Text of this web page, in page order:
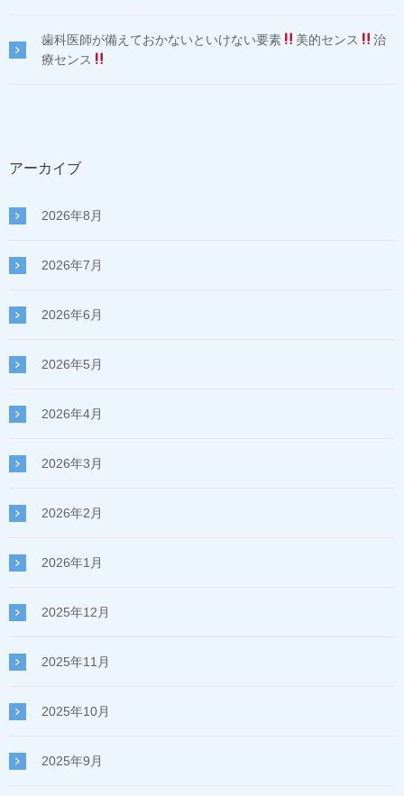
歯科医師が備えておかないといけない要素 美的センス
治
療センス
アーカイブ
2026年8月
2026年7月
2026年6月
2026年5月
2026年4月
2026年3月
2026年2月
2026年1月
2025年12月
2025年11月
2025年10月
2025年9月